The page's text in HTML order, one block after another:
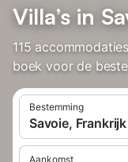
Villa’s in
115
boek voor de
Bestemming
Savoie, Frankrijk
Aankomst